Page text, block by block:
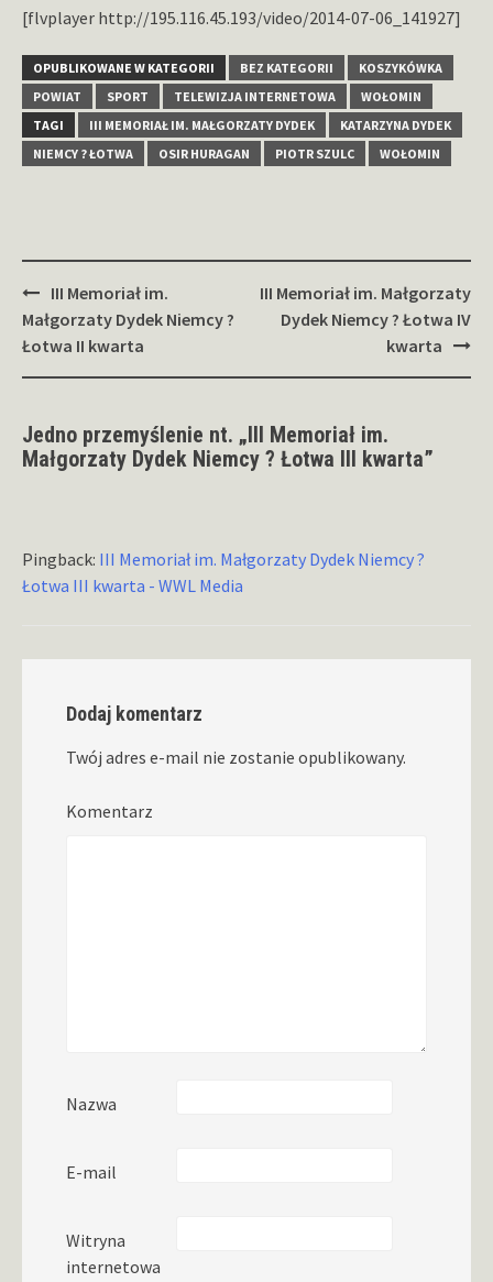
[flvplayer http://195.116.45.193/video/2014-07-06_141927]
OPUBLIKOWANE W KATEGORII BEZ KATEGORII
KOSZYKÓWKA
POWIAT
SPORT TELEWIZJA INTERNETOWA
WOŁOMIN
TAGI
III MEMORIAŁ IM. MAŁGORZATY DYDEK
KATARZYNA DYDEK
NIEMCY ? ŁOTWA
OSIR HURAGAN PIOTR SZULC WOŁOMIN
Zobacz
wpisy
III Memoriał im.
Małgorzaty Dydek Niemcy ?
Łotwa II kwarta
III Memoriał im. Małgorzaty
Dydek Niemcy ? Łotwa IV
kwarta
Jedno przemyślenie nt. „III Memoriał im.
Małgorzaty Dydek Niemcy ? Łotwa III kwarta”
Pingback: III Memoriał im. Małgorzaty Dydek Niemcy ?
Łotwa III kwarta - WWL Media
Dodaj komentarz
Twój adres e-mail nie zostanie opublikowany.
Komentarz
Nazwa
E-mail
Witryna
internetowa